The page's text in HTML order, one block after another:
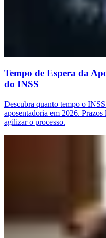
Tempo de Espera da
do INSS
Descubra quanto tempo o
aposentadoria em 2026.
agilizar o processo.